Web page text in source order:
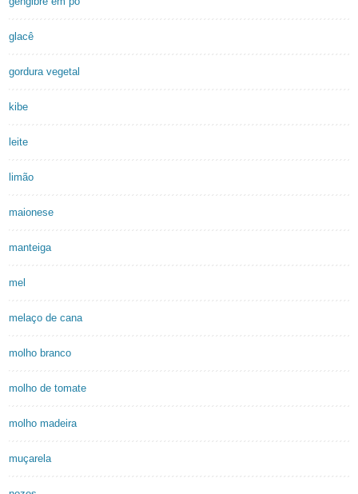
glacê
gordura vegetal
kibe
leite
limão
maionese
manteiga
mel
melaço de cana
molho branco
molho de tomate
molho madeira
muçarela